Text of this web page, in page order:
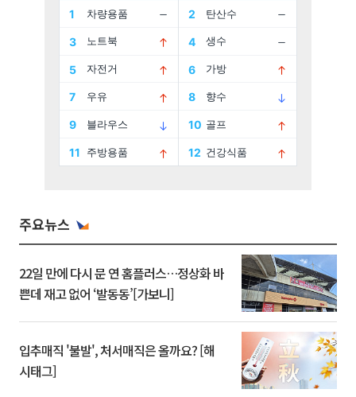
주요뉴스
22일 만에 다시 문 연 홈플러스…정상화 바
쁜데 재고 없어 ‘발동동’[가보니]
입추매직 '불발', 처서매직은 올까요? [해
시태그]